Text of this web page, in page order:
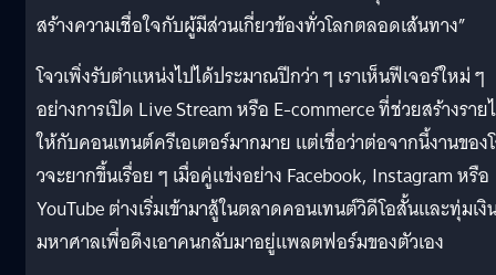
สร้างความเชื่อใจกับผู้มีส่วนเกี่ยวข้องทั่วโลกตลอดเส้นทาง”
โจวเพิ่งรับตำแหน่งไปได้ประมาณปีกว่า ๆ เราเห็นฟีเจอร์ใหม่ ๆ
อย่างการเปิด Live Stream หรือ E-commerce ที่ช่วยสร้างราย
ให้กับคอนเทนต์ครีเอเตอร์มากมาย แต่เชื่อว่าต่อจากนี้งานของ
วจะยากขึ้นเรื่อย ๆ เมื่อคู่แข่งอย่าง Facebook, Instagram หรือ
YouTube ต่างเริ่มเข้ามาสู้ในตลาดคอนเทนต์วิดีโอสั้นและทุ่มเงิ
มหาศาลเพื่อดึงเอาคนกลับมาอยู่แพลตฟอร์มของตัวเอง